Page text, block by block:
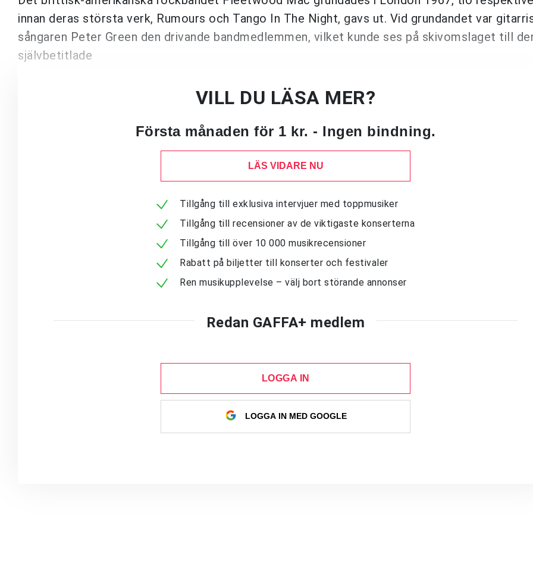
innan deras största verk, Rumours och Tango In The Night, gavs ut. Vid grundandet var
sångaren Peter Green den drivande bandmedlemmen, vilket kunde ses på skivomslaget till
självbetitlade
VILL DU LÄSA MER?
Första månaden för 1 kr. - Ingen bindning.
LÄS VIDARE NU
Tillgång till exklusiva intervjuer med toppmusiker
Tillgång till recensioner av de viktigaste konserterna
Tillgång till över 10 000 musikrecensioner
Rabatt på biljetter till konserter och festivaler
Ren musikupplevelse – välj bort störande annonser
Redan GAFFA+ medlem
LOGGA IN
LOGGA IN MED GOOGLE